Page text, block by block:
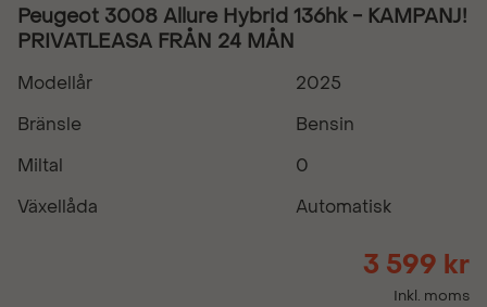
Peugeot 3008 Allure Hybrid 136hk - KAMPANJ!
PRIVATLEASA FRÅN 24 MÅN
Modellår
2025
Bränsle
Bensin
Miltal
0
Växellåda
Automatisk
3 599 kr
Inkl. moms